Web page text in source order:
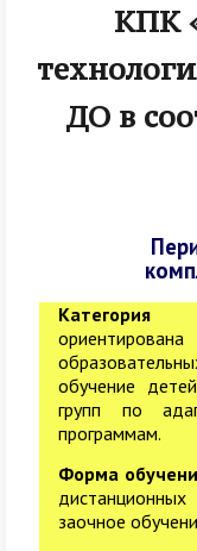
КПК
ДО в
обучение
групп по
программам.
Форма
заочное